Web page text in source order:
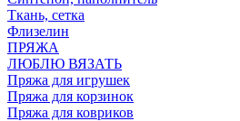
Ткань, сетка
Флизелин
ПРЯЖА
ЛЮБЛЮ ВЯЗАТЬ
Пряжа для игрушек
Пряжа для корзинок
Пряжа для ковриков